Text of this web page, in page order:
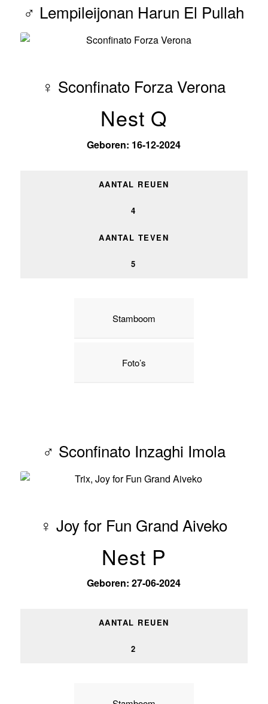
♂ Lempileijonan Harun El Pullah
♀ Sconfinato Forza Verona
Nest Q
Geboren: 16-12-2024
AANTAL REUEN
4
AANTAL TEVEN
5
Stamboom
Foto’s
♂ Sconfinato Inzaghi Imola
♀ Joy for Fun Grand Aiveko
Nest P
Geboren: 27-06-2024
AANTAL REUEN
2